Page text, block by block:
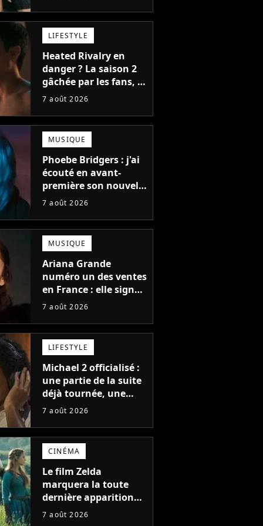
LIFESTYLE
Heated Rivalry en
danger ? La saison 2
gâchée par les fans, le
créateur pousse un
7 août 2026
MUSIQUE
Phoebe Bridgers : j'ai
écouté en avant-
première son nouvel
album, c'est le bijou
7 août 2026
MUSIQUE
Ariana Grande
numéro un des ventes
en France : elle signe
le meilleur démarrage
son album Petal
7 août 2026
LIFESTYLE
Michael 2 officialisé :
une partie de la suite
déjà tournée, une
sortie possible en
7 août 2026
CINÉMA
Le film Zelda
marquera la toute
dernière apparition
de cet acteur
7 août 2026